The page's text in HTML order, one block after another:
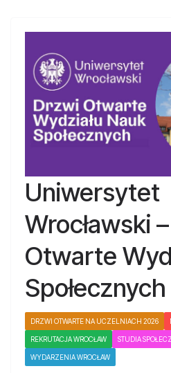
Uniwersytet
Wrocławski
Otwarte
DRZWI OTWARTE NA UCZELNIACH 2026
REKRUTACJA WROCŁAW STUDIA
WYDARZENIA WROCŁAW